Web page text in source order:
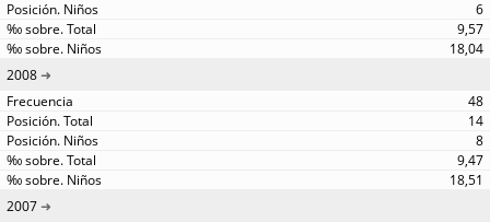
6
9,57
18,04
2008
48
14
8
9,47
18,51
2007